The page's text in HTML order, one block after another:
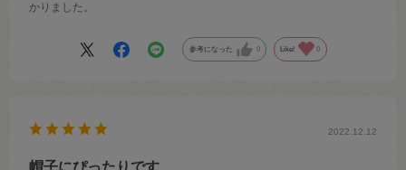
かりました。
参考になった 0 Like! 0
2022.12.12
帽子にぴったりです